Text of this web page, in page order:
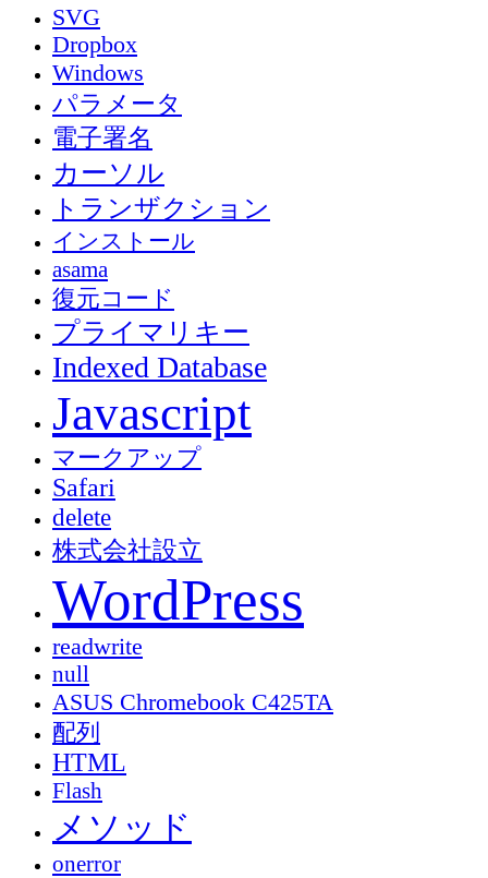
SVG
Dropbox
Windows
パラメータ
電子署名
カーソル
トランザクション
インストール
asama
復元コード
プライマリキー
Indexed Database
Javascript
マークアップ
Safari
delete
株式会社設立
WordPress
readwrite
null
ASUS Chromebook C425TA
配列
HTML
Flash
メソッド
onerror